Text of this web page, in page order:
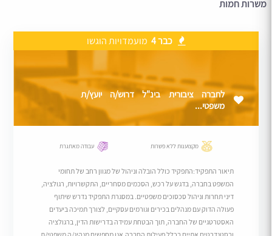
משרות חמות
כבר 4 מועמדויות הוגשו
לחברה ציבורית בינ"ל דרוש/ה יועץ/ת
משפטי...
מקצוענות ללא פשרות עבודה מאתגרת
תיאור התפקיד:התפקיד כולל הובלה וניהול של מגוון רחב של תחומי
המשפט בחברה, בדגש על רכש, הסכמים מסחריים, התקשרויות, רגולציה,
דיני תחרות וניהול סכסוכים משפטיים. במסגרת התפקיד נדרש שיתוף
פעולה הדוק עם מנהלים בכירים וגורמים עסקיים, לצורך תמיכה ביעדים
האסטרטגיים של החברה, תוך הבטחת עמידה בדרישות הדין, ברגולציה